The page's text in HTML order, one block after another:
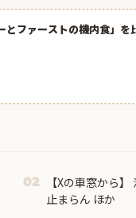
ファーストの機内食」を
02
【Xの車窓から
止まらん ほか